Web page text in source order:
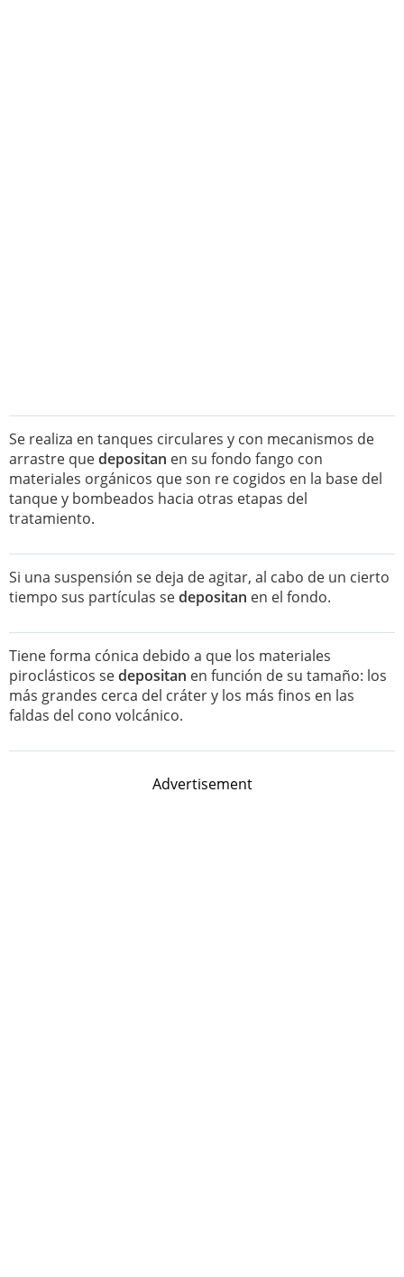
Se realiza en tanques circulares y con mecanismos de
arrastre quedepositan en su fondo fango con
materiales orgánicos que son re cogidos en la base del
tanque y bombeados hacia otras etapas del
tratamiento.
Si una suspensión se deja de agitar, al cabo de un cierto
tiempo sus partículas sedepositan en el fondo.
Tiene forma cónica debido a que los materiales
piroclásticos sedepositan en función de su tamaño: los
más grandes cerca del cráter y los más finos en las
faldas del cono volcánico.
Advertisement